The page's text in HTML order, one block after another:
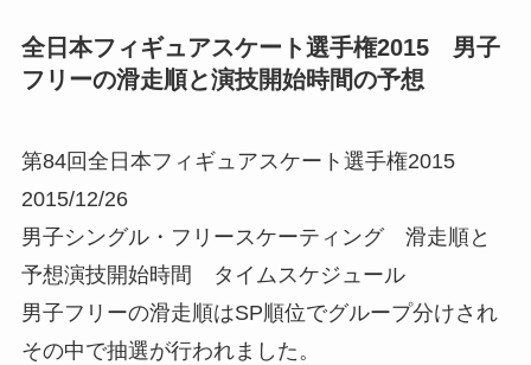
全日本フィギュアスケート選手権2015 男子
フリーの滑走順と演技開始時間の予想
第84回全日本フィギュアスケート選手権2015
2015/12/26
男子シングル・フリースケーティング 滑走順と
予想演技開始時間 タイムスケジュール
男子フリーの滑走順はSP順位でグループ分けされ
その中で抽選が行われました。